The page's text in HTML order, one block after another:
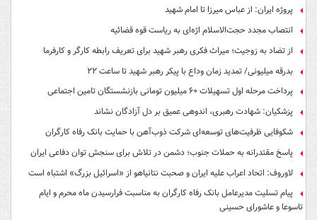
پروژه ایران: از عباس میرزا تا امام شهید
انتصاب مجدد حجت‌الاسلام اژه‌ای به ریاست قوه‌ قضائیه
از تضاد به زوجیت؛ میراث فکری رهبر شهید برای تعریف رابطه کارگر و کارفرما
بدرقه میلیونی/ تمدید زمان وداع با پیکر رهبر شهید تا ساعت ۲۲
پرداخت مرحله اول تسهیلات ۶۰ میلیون تومانی بازنشستگان تامین اجتماعی
پزشکیان: شهادت رهبری، اندوهی عمیق بر دل آزادگان نشاند
شکوفایی ظرفیت‌های توسعه‌ای شرکت ذوب‌آهن با حمایت‌ بانک رفاه کارگران
پاسخ مقتدرانه به حملات جنوب؛ دشمن در تلاش برای سنجش توان دفاعی ایران
لاوروف: اتحاد اعراب علیه ایران و صحبت نتانیاهو از «اسرائیل بزرگ» اشتباه است
پیام تسلیت مدیرعامل بانک رفاه کارگران به مناسبت فرارسیدن ماه محرم و ایام
تاسوعا و عاشورای حسینی